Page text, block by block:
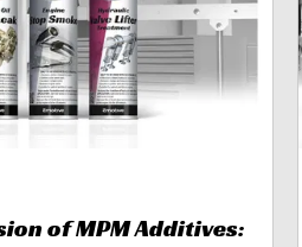
of MPM Additives: